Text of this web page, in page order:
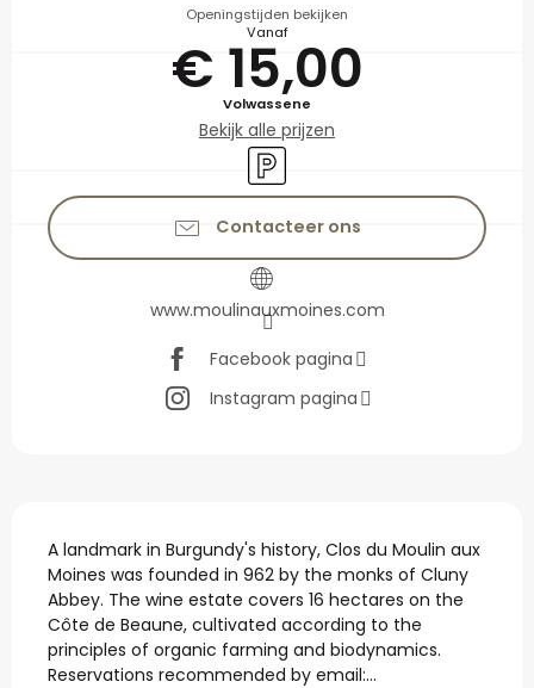
Openingstijden bekijken
Vanaf
€ 15,00
Volwassene
Bekijk alle prijzen
Parkeerplaats
Contacteer ons
www.moulinauxmoines.com
Facebook pagina
Instagram pagina
Beschrijving
A landmark in Burgundy's history, Clos du Moulin aux
Moines was founded in 962 by the monks of Cluny
Abbey. The wine estate covers 16 hectares on the
Côte de Beaune, cultivated according to the
principles of organic farming and biodynamics.
Reservations recommended by email:...